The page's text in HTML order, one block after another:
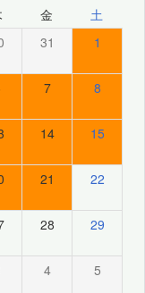
金 土
31 1
7 8
14 15
21 22
28 29
4 5